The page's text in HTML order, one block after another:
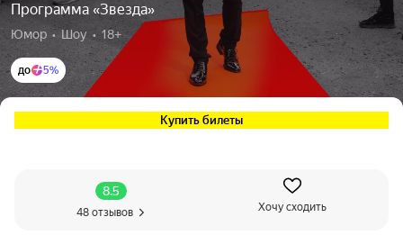
Программа «Звезда»
Юмор  •  Шоу  •  18+
до 5%
Купить билеты
8.5
48 отзывов Хочу сходить